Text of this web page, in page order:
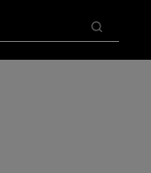
검색